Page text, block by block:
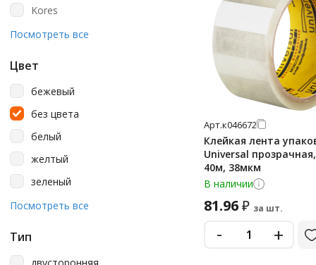
Kores
Officespace
Офисмаг
Посмотреть все
Цвет
бежевый
без цвета
белый
желтый
зеленый
коричневый
Посмотреть все
Тип
двусторонняя
Арт.к046672
Клейкая лента
Universal
40м, 38мкм
В наличии
81.96₽ за шт.
- +